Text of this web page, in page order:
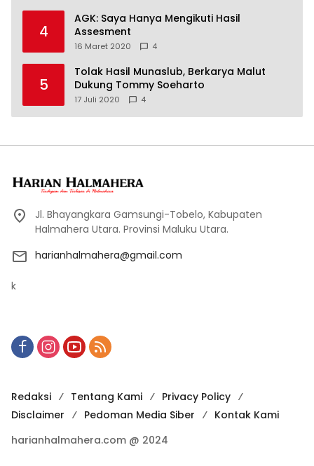
4
AGK: Saya Hanya Mengikuti Hasil
Assesment
16 Maret 2020 4
5
Tolak Hasil Munaslub, Berkarya Malut
Dukung Tommy Soeharto
17 Juli 2020 4
Jl. Bhayangkara Gamsungi-Tobelo, Kabupaten
Halmahera Utara. Provinsi Maluku Utara.
harianhalmahera@gmail.com
k
Redaksi Tentang Kami
Privacy Policy
Disclaimer
Pedoman Media Siber
Kontak Kami
harianhalmahera.com @ 2024